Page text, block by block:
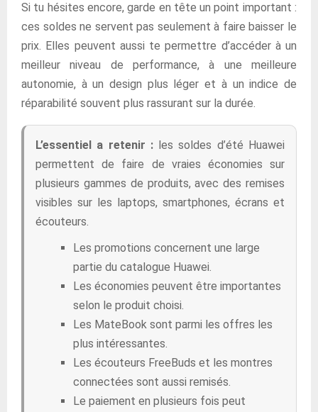
Si tu hésites encore, garde en tête un point important :
ces soldes ne servent pas seulement à faire baisser le
prix. Elles peuvent aussi te permettre d’accéder à un
meilleur niveau de performance, à une meilleure
autonomie, à un design plus léger et à un indice de
réparabilité souvent plus rassurant sur la durée.
L’essentiel a retenir :les soldes d’été Huawei
permettent de faire de vraies économies sur
plusieurs gammes de produits, avec des remises
visibles sur les laptops, smartphones, écrans et
écouteurs.
Les promotions concernent une large
partie du catalogue Huawei.
Les économies peuvent être importantes
selon le produit choisi.
Les MateBook sont parmi les offres les
plus intéressantes.
Les écouteurs FreeBuds et les montres
connectées sont aussi remisés.
Le paiement en plusieurs fois peut